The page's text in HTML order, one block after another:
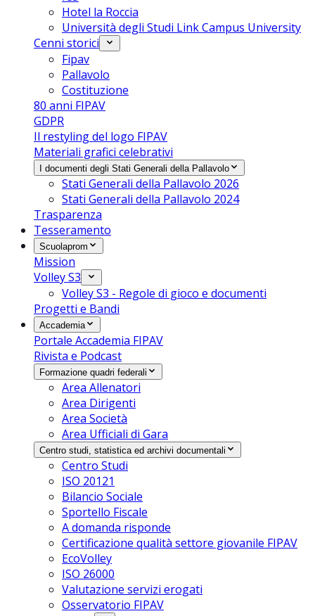
Hotel la Roccia
Università degli Studi Link Campus University
Cenni storici
Fipav
Pallavolo
Costituzione
80 anni FIPAV
GDPR
Il restyling del logo FIPAV
Materiali grafici celebrativi
I documenti degli Stati Generali della Pallavolo
Stati Generali della Pallavolo 2026
Stati Generali della Pallavolo 2024
Trasparenza
Tesseramento
Scuolaprom
Mission
Volley S3
Volley S3 - Regole di gioco e documenti
Progetti e Bandi
Accademia
Portale Accademia FIPAV
Rivista e Podcast
Formazione quadri federali
Area Allenatori
Area Dirigenti
Area Società
Area Ufficiali di Gara
Centro studi, statistica ed archivi documentali
Centro Studi
ISO 20121
Bilancio Sociale
Sportello Fiscale
A domanda risponde
Certificazione qualità settore giovanile FIPAV
EcoVolley
ISO 26000
Valutazione servizi erogati
Osservatorio FIPAV